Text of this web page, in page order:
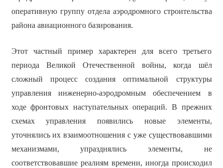
оперативную группу отдела аэродромного строительства
района авиационного базирования.
Этот частный пример характерен для всего третьего
периода Великой Отечественной войны, когда шёл
сложный процесс создания оптимальной структуры
управления инженерно-аэродромным обеспечением в
ходе фронтовых наступательных операций. В прежних
схемах управления появились новые элементы,
уточнялись их взаимоотношения с уже существовавшими
механизмами, упразднялись элементы, не
соответствовавшие реалиям времени, иногда происходил